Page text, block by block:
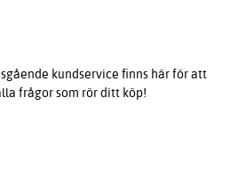
kundservice finns här för att
frågor som rör ditt köp!